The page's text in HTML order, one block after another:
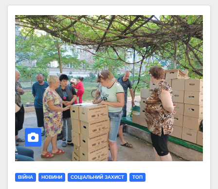
ВІЙНА НОВИНИ СОЦІАЛЬНИЙ ЗАХИСТ ТОП